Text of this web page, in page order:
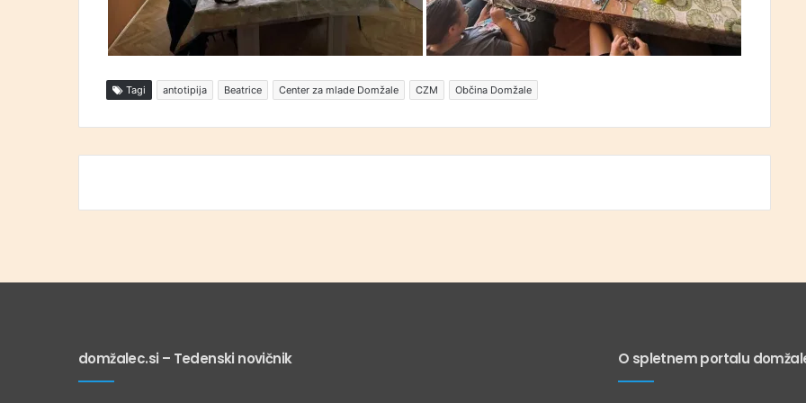
Tagi antotipija Beatrice Center za mlade Domžale CZM Občina Domžale
domžalec.si – Tedenski novičnik O spletnem portalu